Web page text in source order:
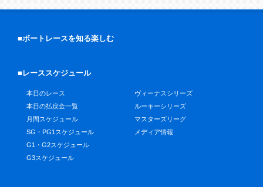
■ボートレースを知る楽しむ
■レーススケジュール
本日のレース
本日の払戻金一覧
月間スケジュール
SG・PG1スケジュール
G1・G2スケジュール
G3スケジュール
ヴィーナスシリーズ
ルーキーシリーズ
マスターズリーグ
メディア情報